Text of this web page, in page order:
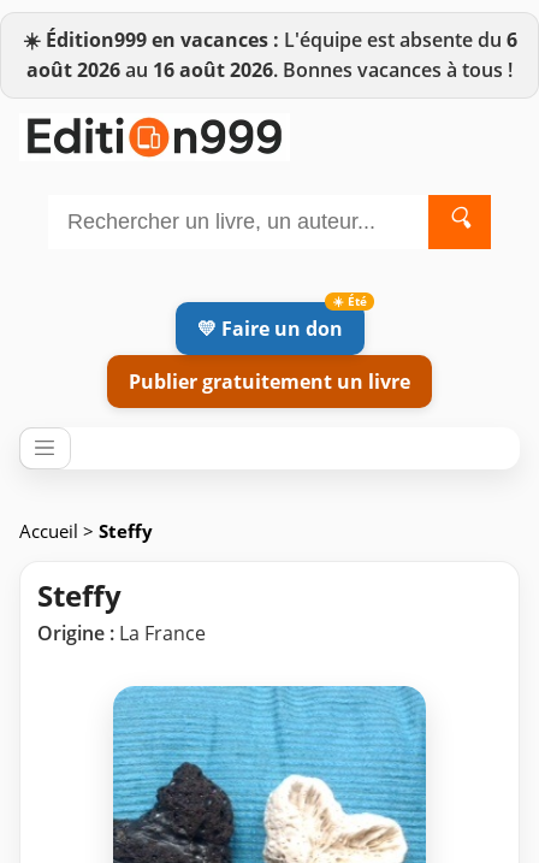
☀️ Édition999 en vacances : L'équipe est absente du 6
août 2026au 16 août 2026. Bonnes vacances à tous !
🔍
💛 Faire un don
Publier gratuitement un livre
Accueil > Steffy
Steffy
Origine : La France